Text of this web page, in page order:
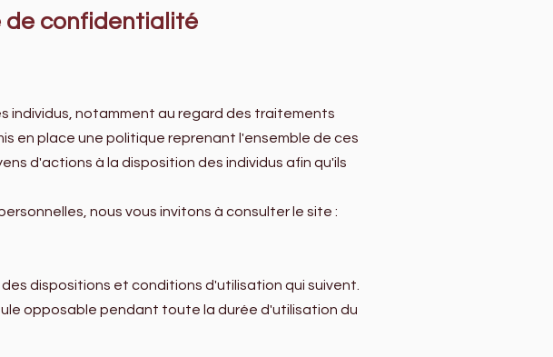
de confidentialité
individus, notamment au regard des traitements
en place une politique reprenant l'ensemble de ces
d'actions à la disposition des individus afin qu'ils
nous vous invitons à consulter le site :
dispositions et conditions d'utilisation qui suivent.
opposable pendant toute la durée d'utilisation du